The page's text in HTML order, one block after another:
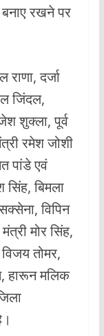
रखने पर
दर्जा
जिंदल,
शुक्ला, पूर्व
रमेश जोशी
पांडे एवं
सिंह, बिमला
विपिन
मोर सिंह,
तोमर,
हारून मलिक